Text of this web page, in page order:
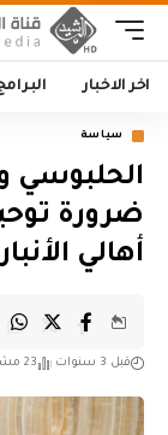
اخر الاخبار
سياسة
الحلبوسي
ضرورة
أهالي الأنبار
قبل 3 سنوات 23 مشاهدات